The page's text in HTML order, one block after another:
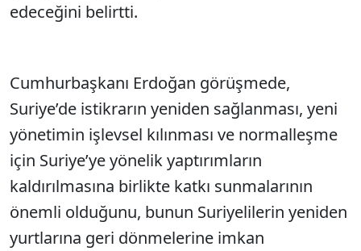
edeceğini belirtti.
Cumhurbaşkanı Erdoğan görüşmede,
Suriye’de istikrarın yeniden sağlanması, yeni
yönetimin işlevsel kılınması ve normalleşme
için Suriye’ye yönelik yaptırımların
kaldırılmasına birlikte katkı sunmalarının
önemli olduğunu, bunun Suriyelilerin yeniden
yurtlarına geri dönmelerine imkan